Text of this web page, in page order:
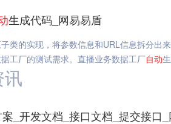
生成代码_网易易盾
类的实现，将参数信息和URL信息拆分出
工厂的测试需求。直播业务数据工厂自动
_开发文档_接口文档_提交接口